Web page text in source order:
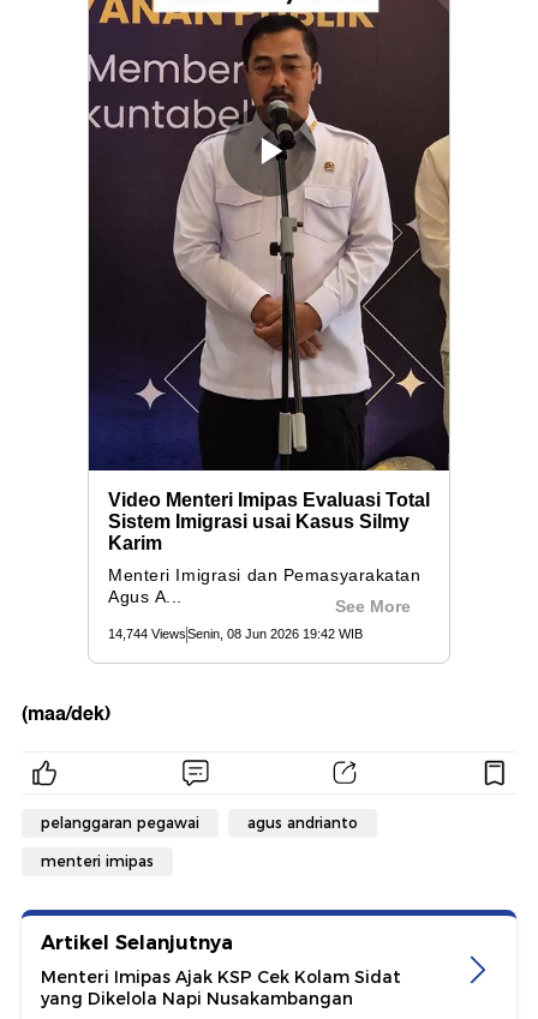
(maa/dek)
pelanggaran pegawai agus andrianto
menteri imipas
Artikel Selanjutnya
Menteri Imipas Ajak KSP Cek Kolam Sidat
yang Dikelola Napi Nusakambangan